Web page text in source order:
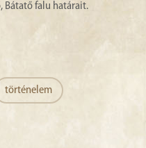
Bátatő falu határait.
történelem